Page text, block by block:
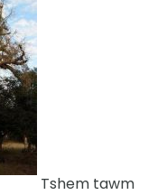
Tshem tawm